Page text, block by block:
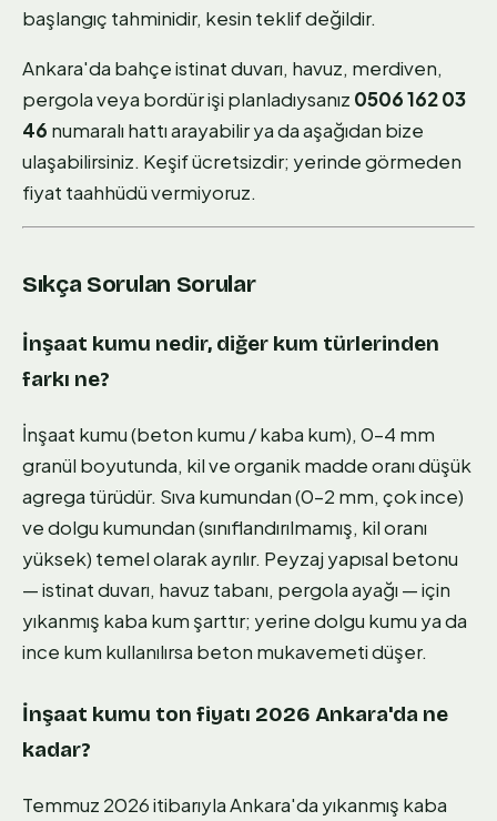
başlangıç tahminidir, kesin teklif değildir.
Ankara'da bahçe istinat duvarı, havuz, merdiven,
pergola veya bordür işi planladıysanız 0506 162 03
46 numaralı hattı arayabilir ya da aşağıdan bize
ulaşabilirsiniz. Keşif ücretsizdir; yerinde görmeden
fiyat taahhüdü vermiyoruz.
Sıkça Sorulan Sorular
İnşaat kumu nedir, diğer kum türlerinden
farkı ne?
İnşaat kumu (beton kumu / kaba kum), 0–4 mm
granül boyutunda, kil ve organik madde oranı düşük
agrega türüdür. Sıva kumundan (0–2 mm, çok ince)
ve dolgu kumundan (sınıflandırılmamış, kil oranı
yüksek) temel olarak ayrılır. Peyzaj yapısal betonu
— istinat duvarı, havuz tabanı, pergola ayağı — için
yıkanmış kaba kum şarttır; yerine dolgu kumu ya da
ince kum kullanılırsa beton mukavemeti düşer.
İnşaat kumu ton fiyatı 2026 Ankara'da ne
kadar?
Temmuz 2026 itibarıyla Ankara'da yıkanmış kaba